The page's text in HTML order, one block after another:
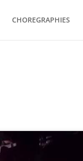
CHOREGRAPHIES